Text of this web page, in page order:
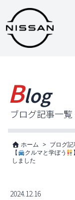
Blog
ブログ記事一覧
ホーム
ブログ
【
クルマと学ぼう
しました
2024.12.16